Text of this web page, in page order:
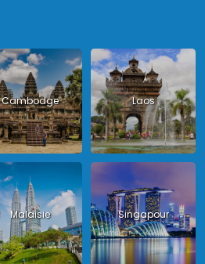
Cambodge Laos
Malaisie Singapour